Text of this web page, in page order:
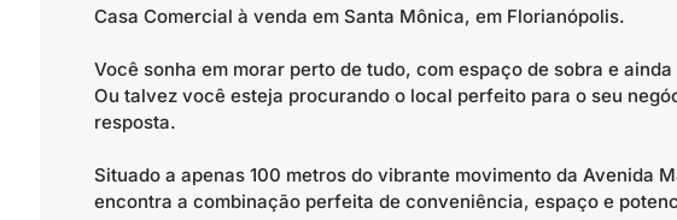
Casa Comercial à venda em Santa Mônica, em Florianópolis.
Você sonha em morar perto de tudo, com espaço de sobra e
Ou talvez você esteja procurando o local perfeito para o seu
resposta.
Situado a apenas 100 metros do vibrante movimento da Avenida
encontra a combinação perfeita de conveniência, espaço e